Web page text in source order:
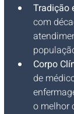
Tradição
com
Corpo
de
o melhor